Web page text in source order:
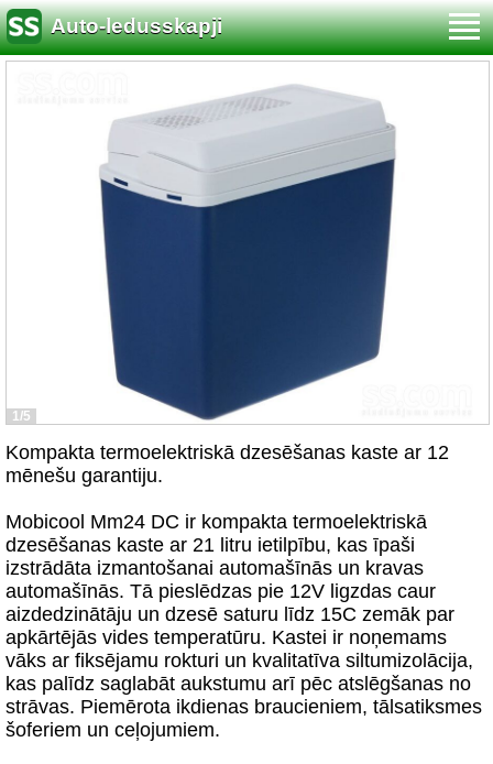
Auto-ledusskapji
1/5
Kompakta termoelektriskā dzesēšanas kaste ar 12
mēnešu garantiju.
Mobicool Mm24 DC ir kompakta termoelektriskā
dzesēšanas kaste ar 21 litru ietilpību, kas īpaši
izstrādāta izmantošanai automašīnās un kravas
automašīnās. Tā pieslēdzas pie 12V ligzdas caur
aizdedzinātāju un dzesē saturu līdz 15C zemāk par
apkārtējās vides temperatūru. Kastei ir noņemams
vāks ar fiksējamu rokturi un kvalitatīva siltumizolācija,
kas palīdz saglabāt aukstumu arī pēc atslēgšanas no
strāvas. Piemērota ikdienas braucieniem, tālsatiksmes
šoferiem un ceļojumiem.